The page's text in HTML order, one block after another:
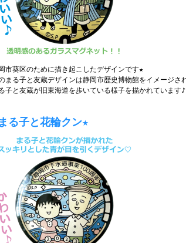
市葵区のために描き起こしたデザインです★
まる子と友蔵デザインは静岡市歴史博物館をイメージさ
子と友蔵が旧東海道を歩いている様子を描かれています♪
る子と花輪クン★